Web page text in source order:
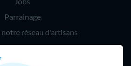
Parrainage
réseau d'artisans
Hello !